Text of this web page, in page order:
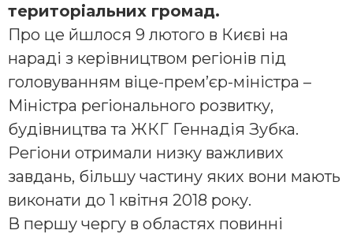
територіальних громад.
Про це йшлося 9 лютого в Києві на
нараді з керівництвом регіонів під
головуванням віце-прем’єр-міністра –
Міністра регіонального розвитку,
будівництва та ЖКГ Геннадія Зубка.
Регіони отримали низку важливих
завдань, більшу частину яких вони мають
виконати до 1 квітня 2018 року.
В першу чергу в областях повинні